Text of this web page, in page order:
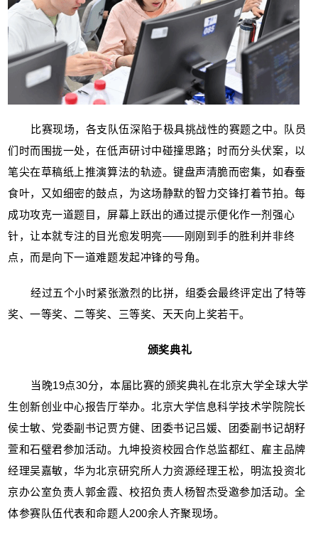
比赛现场，各支队伍深陷于极具挑战性的赛题之中。队员
们时而围拢一处，在低声研讨中碰撞思路；时而分头伏案，以
笔尖在草稿纸上推演算法的轨迹。键盘声清脆而密集，如春蚕
食叶，又如细密的鼓点，为这场静默的智力交锋打着节拍。每
成功攻克一道题目，屏幕上跃出的通过提示便化作一剂强心
针，让本就专注的目光愈发明亮——刚刚到手的胜利并非终
点，而是向下一道难题发起冲锋的号角。
经过五个小时紧张激烈的比拼，组委会最终评定出了特等
奖、一等奖、二等奖、三等奖、天天向上奖若干。
颁奖典礼
当晚19点30分，本届比赛的颁奖典礼在北京大学全球大学
生创新创业中心报告厅举办。北京大学信息科学技术学院院长
侯士敏、党委副书记贾方健、团委书记吕媛、团委副书记胡籽
萱和石璧君参加活动。九坤投资校园合作总监都红、雇主品牌
经理吴嘉敏，华为北京研究所人力资源经理王松，明汯投资北
京办公室负责人郭金霞、校招负责人杨智杰受邀参加活动。全
体参赛队伍代表和命题人200余人齐聚现场。